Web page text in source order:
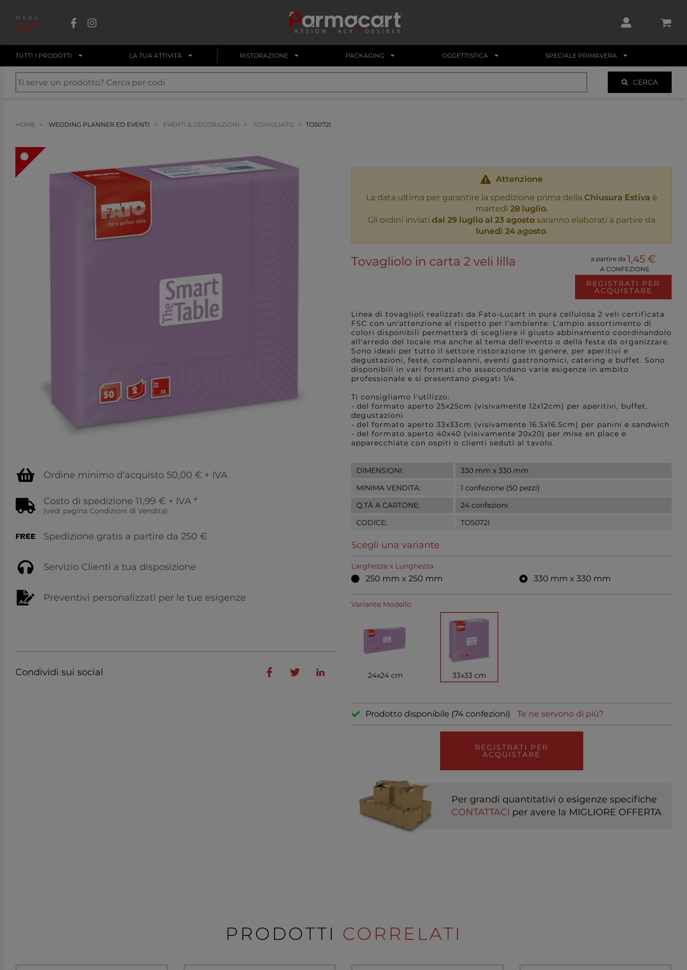
MENU
TUTTI I PRODOTTI LA TUA ATTIVITÀ RISTORAZIONE PACKAGING OGGETTISTICA SPECIALE PRIMAVERA
CERCA
HOME WEDDING PLANNER ED EVENTI EVENTI & DECORAZIONI TOVAGLIATO TO5072I
Ordine minimo d'acquisto 50,00 € + IVA
Costo di spedizione 11,99 € + IVA *
(vedi pagina Condizioni di Vendita)
Spedizione gratis a partire da 250 €
Servizio Clienti a tua disposizione
Preventivi personalizzati per le tue esigenze
Condividi sui social
Attenzione
La data ultima per garantire la spedizione prima della Chiusura Estiva è
martedì 28 luglio.
Gli ordini inviati dal 29 luglio al 23 agosto saranno elaborati a partire da
lunedì 24 agosto.
Tovagliolo in carta 2 veli lilla a partire da 1,45 €
A CONFEZIONE
REGISTRATI PER
ACQUISTARE
Linea di tovaglioli realizzati da Fato-Lucart in pura cellulosa 2 veli certificata
FSC con un'attenzione al rispetto per l'ambiente. L'ampio assortimento di
colori disponibili permetterà di scegliere il giusto abbinamento coordinandolo
all'arredo del locale ma anche al tema dell'evento o della festa da organizzare.
Sono ideali per tutto il settore ristorazione in genere, per aperitivi e
degustazioni, feste, compleanni, eventi gastronomici, catering e buffet. Sono
disponibili in vari formati che assecondano varie esigenze in ambito
professionale e si presentano piegati 1/4.
Ti consigliamo l'utilizzo:
- del formato aperto 25x25cm (visivamente 12x12cm) per aperitivi, buffet,
degustazioni
- del formato aperto 33x33cm (visivamente 16.5x16.5cm) per panini e sandwich
- del formato aperto 40x40 (visivamente 20x20) per mise en place e
apparecchiate con ospiti o clienti seduti al tavolo.
DIMENSIONI:
330 mm x 330 mm
MINIMA VENDITA:
1 confezione (50 pezzi)
Q.TÀ A CARTONE:
24 confezioni
CODICE:
TO5072I
Scegli una variante
Larghezza x Lunghezza
250 mm x 250 mm 330 mm x 330 mm
Variante Modello
24x24 cm 33x33 cm
Prodotto disponibile (74 confezioni) Te ne servono di più?
REGISTRATI PER
ACQUISTARE
Per grandi quantitativi o esigenze specifiche
CONTATTACI per avere la MIGLIORE OFFERTA
PRODOTTI CORRELATI